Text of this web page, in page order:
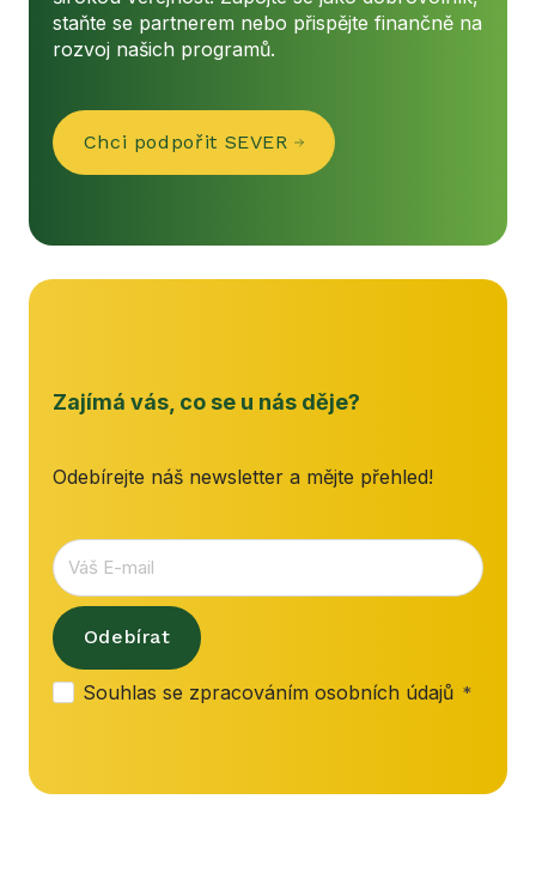
staňte se partnerem nebo přispějte finančně na
rozvoj našich programů.
Chci podpořit SEVER
Zajímá vás, co se u nás děje?
Odebírejte náš newsletter a mějte přehled!
Odebírat
Souhlas se zpracováním osobních údajů *